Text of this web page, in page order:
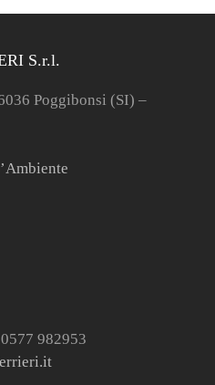
S.r.l.
Poggibonsi (SI) –
982953